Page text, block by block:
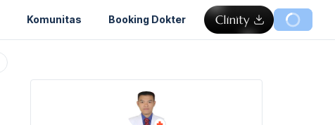
Komunitas Booking Dokter